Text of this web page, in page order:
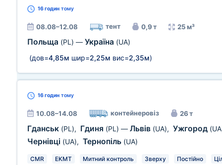
16 годин тому
08.08–12.08 тент 0,9 т 25 м³
Польща (PL) — Україна (UA)
(дов=4,85м шир=2,25м вис=2,35м)
16 годин тому
10.08–14.08 контейнеровіз 26 т
Гданськ (PL), Гдиня (PL) — Львів (UA), Ужгород
Чернівці (UA), Тернопіль (UA)
CMR EKMT Митний контроль Зверху Постійно